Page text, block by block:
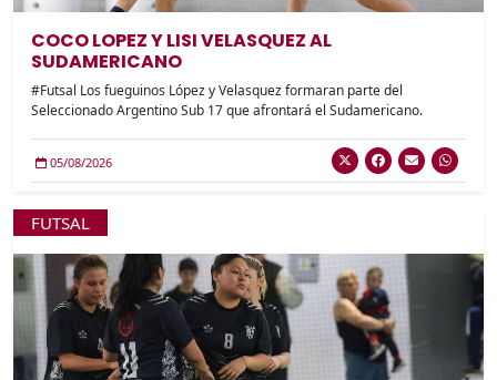
COCO LOPEZ Y LISI VELASQUEZ AL
SUDAMERICANO
#Futsal Los fueguinos López y Velasquez formaran parte del
Seleccionado Argentino Sub 17 que afrontará el Sudamericano.
05/08/2026
FUTSAL